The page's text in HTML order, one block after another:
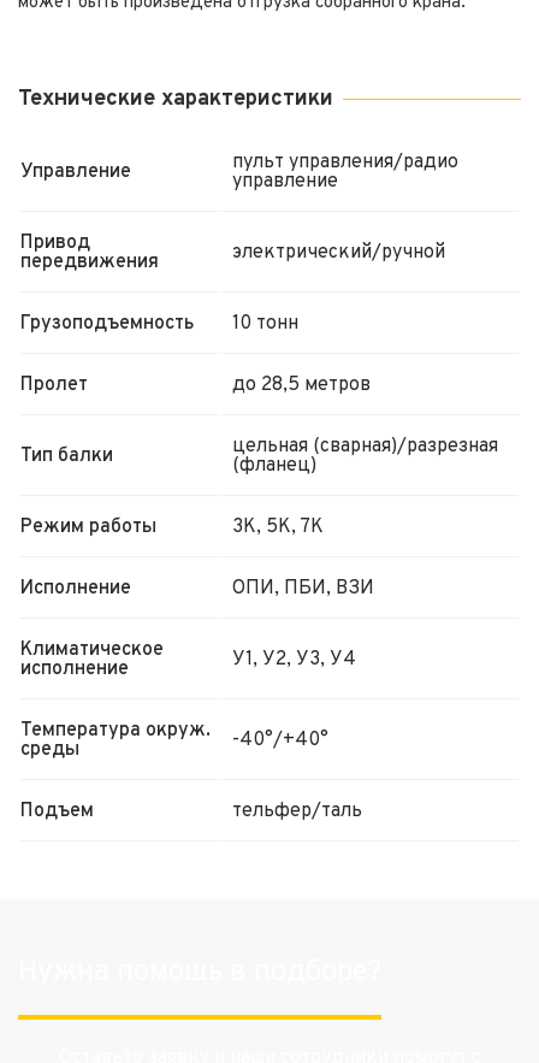
Технические характеристики
Управление
пульт управления/радио
управление
Привод
передвижения
электрический/ручной
Грузоподъемность 10 тонн
Пролет до 28,5 метров
Тип балки
цельная (сварная)/разрезная
(фланец)
Режим работы 3К, 5К, 7К
Исполнение ОПИ, ПБИ, ВЗИ
Климатическое
исполнение
У1, У2, У3, У4
Температура окруж.
среды
-40°/+40°
Подъем тельфер/таль